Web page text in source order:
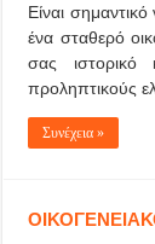
Είναι
ένα σταθερό
σας ιστορικό
προληπτικούς
Συνέχεια »